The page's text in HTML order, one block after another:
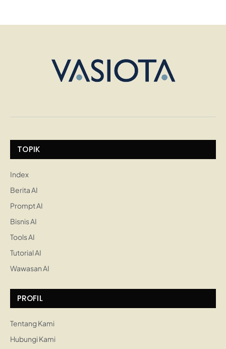
TOPIK
Index
Berita AI
Prompt AI
Bisnis AI
Tools AI
Tutorial AI
Wawasan AI
PROFIL
Tentang Kami
Hubungi Kami